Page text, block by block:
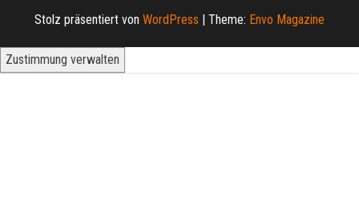
Stolz präsentiert von WordPress | Theme: Envo Magazine
Zustimmung verwalten